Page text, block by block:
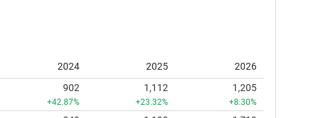
2024 2025
2026
902
+42.87%
1,112
+23.32%
1,205
+8.30%